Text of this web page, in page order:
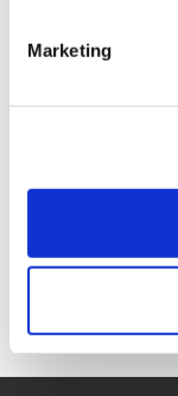
Marketing